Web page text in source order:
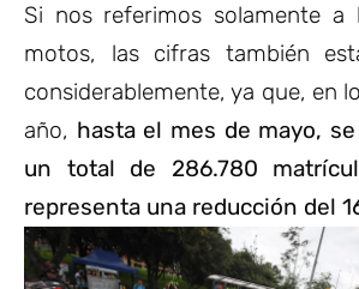
Si nos referimos solamente a
motos, las cifras también
considerablemente, ya que, en
año, hasta el mes de mayo,
un total de 286.780
representa una reducción del